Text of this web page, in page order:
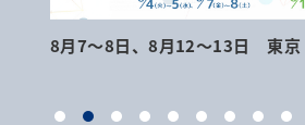
8月7～8日、8月12～13日 東京